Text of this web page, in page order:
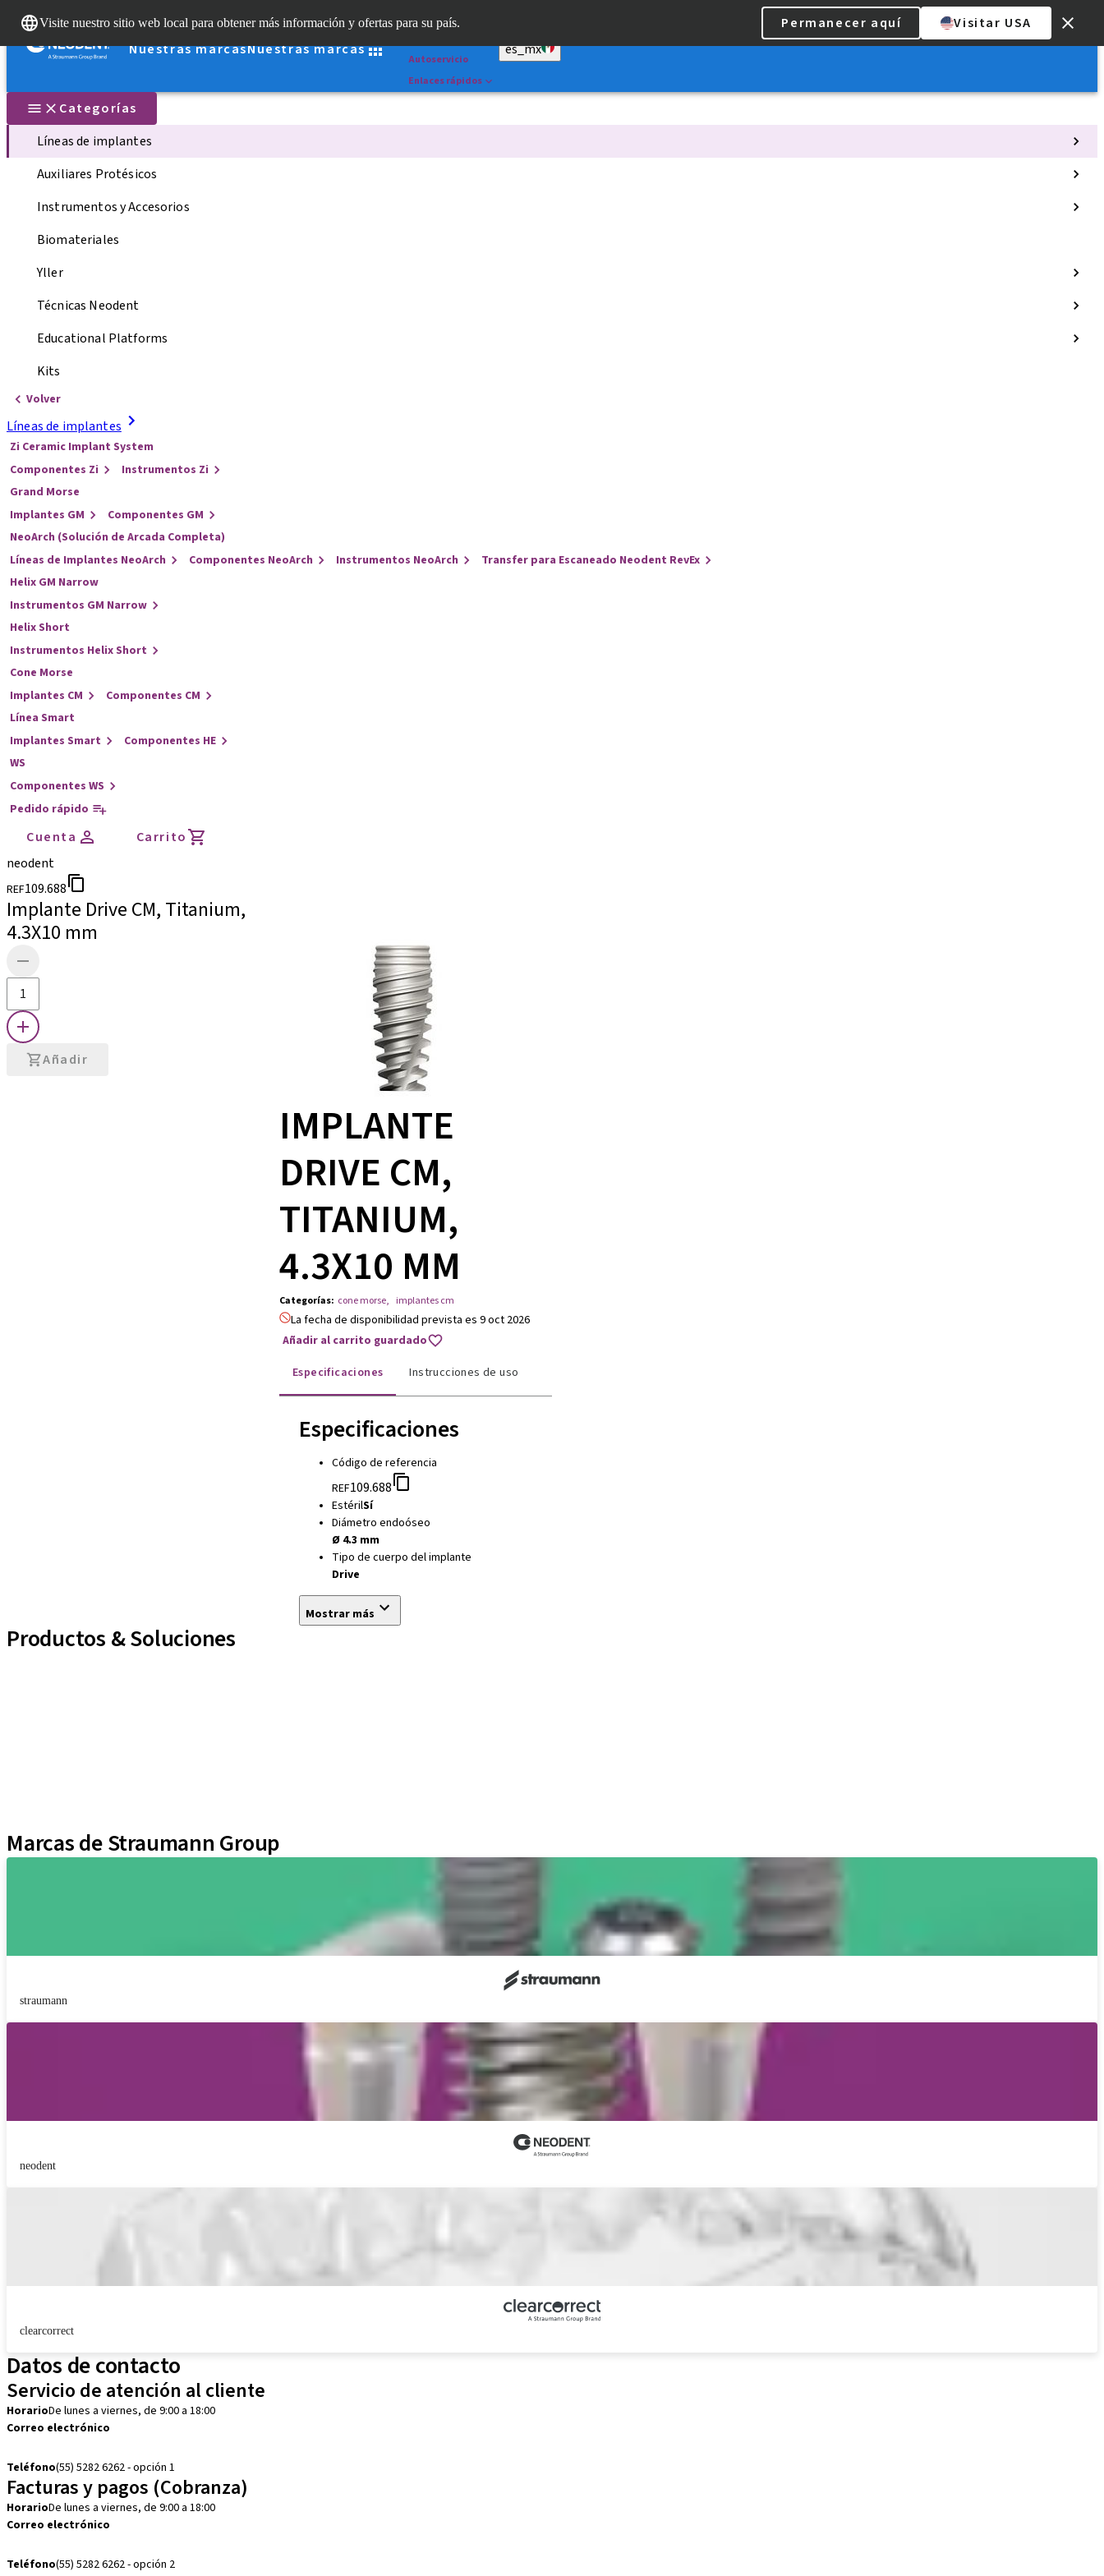
Visite nuestro sitio web local para obtener más información y ofertas para su país. Permanecer aquí
Visitar USA
Nuestras marcasNuestras marcas
Dr. Portal
Autoservicio
Enlaces rápidos
es_mx
Categorías
Líneas de implantes
Auxiliares Protésicos
Instrumentos y Accesorios
Biomateriales
Yller
Técnicas Neodent
Educational Platforms
Kits
Volver
Líneas de implantes
Zi Ceramic Implant System
Componentes Zi
Instrumentos Zi
Grand Morse
Implantes GM
Componentes GM
NeoArch (Solución de Arcada Completa)
Líneas de Implantes NeoArch
Componentes NeoArch Instrumentos NeoArch
Transfer para Escaneado Neodent RevEx
Helix GM Narrow
Instrumentos GM Narrow
Helix Short
Instrumentos Helix Short
Cone Morse
Implantes CM
Componentes CM
Línea Smart
Implantes Smart
Componentes HE
WS
Componentes WS
Pedido rápido
Cuenta
Carrito
neodent
REF109.688
Implante Drive CM, Titanium,
4.3X10 mm
Añadir
IMPLANTE
DRIVE CM,
TITANIUM,
4.3X10 MM
Categorías: cone morse, implantes cm
La fecha de disponibilidad prevista es 9 oct 2026
Añadir al carrito guardado
Especificaciones
Instrucciones de uso
Especificaciones
Código de referencia
REF109.688
EstérilSí
Diámetro endoóseo
Ø 4.3 mm
Tipo de cuerpo del implante
Drive
Mostrar más
Productos & Soluciones
Marcas de Straumann Group
straumann
neodent
clearcorrect
Datos de contacto
Servicio de atención al cliente
HorarioDe lunes a viernes, de 9:00 a 18:00
Correo electrónico
Teléfono(55) 5282 6262 - opción 1
Facturas y pagos (Cobranza)
HorarioDe lunes a viernes, de 9:00 a 18:00
Correo electrónico
Teléfono(55) 5282 6262 - opción 2